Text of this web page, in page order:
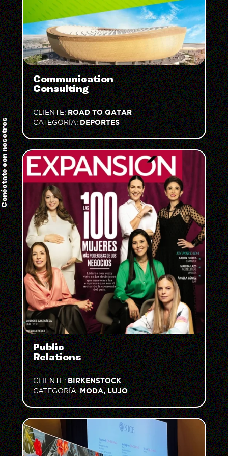
Communication
Consulting
CLIENTE:ROAD TO QATAR
CATEGORÍA:DEPORTES
Public
Relations
CLIENTE:BIRKENSTOCK
CATEGORÍA:MODA, LUJO
Conéctate con nosotros